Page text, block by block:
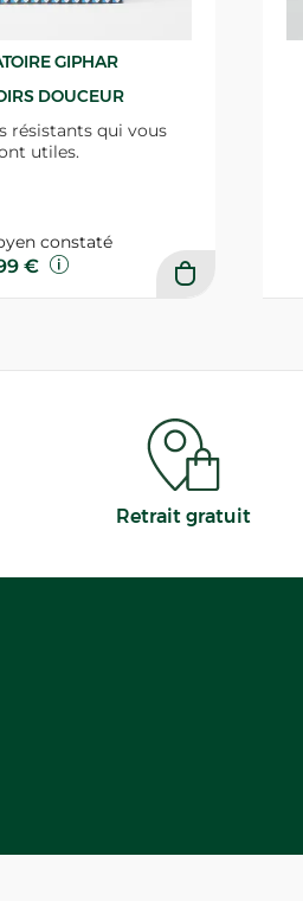
GIPHAR
DOUCEUR
résistants qui vous
utiles.
constaté
€
Retrait gratuit